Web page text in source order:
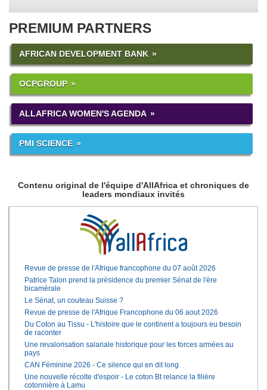
PREMIUM PARTNERS
AFRICAN DEVELOPMENT BANK
OCPGROUP
ALLAFRICA WOMEN'S AGENDA
PMI SCIENCE
Contenu original de l'équipe d'AllAfrica et chroniques de
leaders mondiaux invités
Revue de presse de l'Afrique francophone du 07 août 2026
Patrice Talon prend la présidence du premier Sénat de l'ère
bicamérale
Le Sénat, un couteau Suisse ?
Revue de presse de l'Afrique Francophone du 06 aout 2026
Du Coton au Tissu - L'histoire que le continent a toujours eu besoin
de raconter
Une revalorisation salariale historique pour les forces armées au
pays
CAN Féminine 2026 - Ce silence qui en dit long
Une nouvelle récolte d'espoir - Le coton Bt relance la filière
cotonnière à Lamu